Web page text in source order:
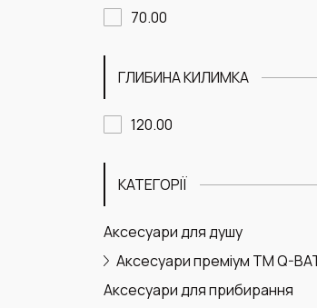
70.00
ГЛИБИНА КИЛИМКА
120.00
КАТЕГОРІЇ
Аксесуари для душу
Аксесуари преміум ТМ Q-
Аксесуари для прибирання